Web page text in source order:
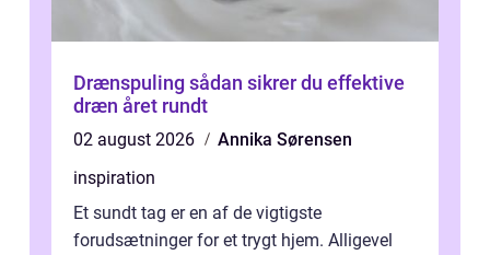
Drænspuling sådan sikrer du effektive
dræn året rundt
02 august 2026
Annika Sørensen
inspiration
Et sundt tag er en af de vigtigste
forudsætninger for et trygt hjem. Alligevel